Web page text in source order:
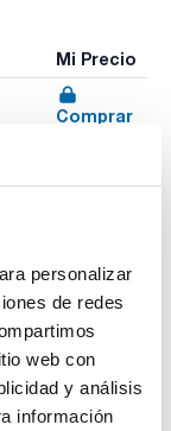
personalizar
de redes
web con
y análisis
información
Mi Precio
Comprar
resistentes.